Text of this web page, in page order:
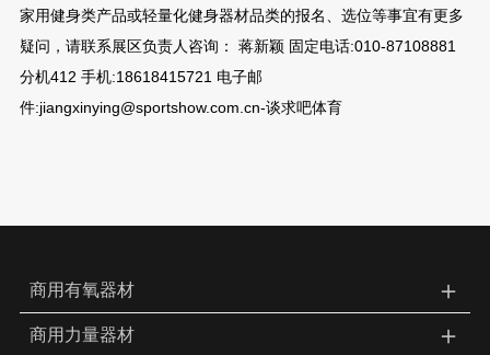
家用健身类产品或轻量化健身器材品类的报名、选位等事宜有更多
疑问，请联系展区负责人咨询： 蒋新颖 固定电话:010-87108881
分机412 手机:18618415721 电子邮
件:jiangxinying@sportshow.com.cn-谈求吧体育
商用有氧器材 ＋
商用力量器材 ＋